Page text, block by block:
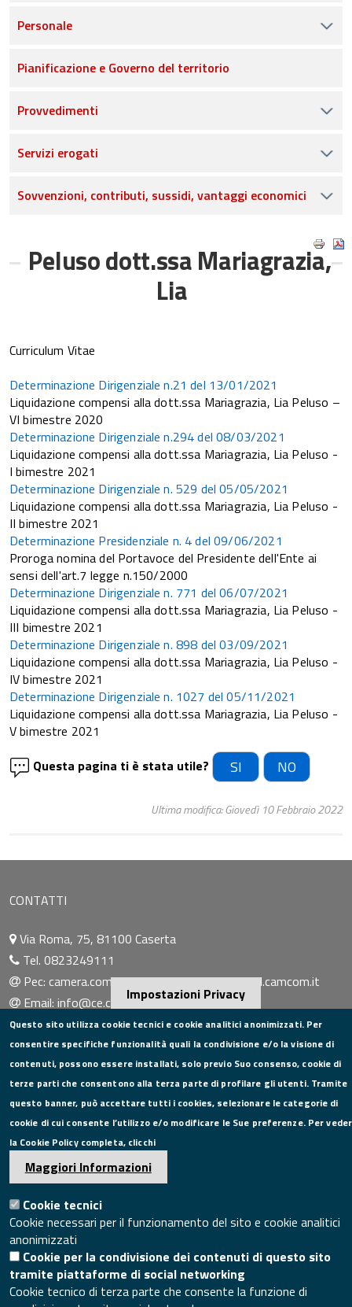
Personale
Pianificazione e Governo del territorio
Provvedimenti
Servizi erogati
Sovvenzioni, contributi, sussidi, vantaggi economici
Peluso dott.ssa Mariagrazia,
Lia
Curriculum Vitae
Determinazione Dirigenziale n.21 del 13/01/2021
Liquidazione compensi alla dott.ssa Mariagrazia, Lia Peluso –
VI bimestre 2020
Determinazione Dirigenziale n.294 del 08/03/2021
Liquidazione compensi alla dott.ssa Mariagrazia, Lia Peluso -
I bimestre 2021
Determinazione Dirigenziale n. 529 del 05/05/2021
Liquidazione compensi alla dott.ssa Mariagrazia, Lia Peluso -
II bimestre 2021
Determinazione Presidenziale n. 4 del 09/06/2021
Proroga nomina del Portavoce del Presidente dell'Ente ai
sensi dell'art.7 legge n.150/2000
Determinazione Dirigenziale n. 771 del 06/07/2021
Liquidazione compensi alla dott.ssa Mariagrazia, Lia Peluso -
III bimestre 2021
Determinazione Dirigenziale n. 898 del 03/09/2021
Liquidazione compensi alla dott.ssa Mariagrazia, Lia Peluso -
IV bimestre 2021
Determinazione Dirigenziale n. 1027 del 05/11/2021
Liquidazione compensi alla dott.ssa Mariagrazia, Lia Peluso -
V bimestre 2021
Questa pagina ti è stata utile?
SI NO
Ultima modifica: Giovedì 10 Febbraio 2022
CONTATTI
Via Roma, 75, 81100 Caserta
Tel. 0823249111
Pec: camera.commercio.caserta@ce.legalmail.camcom.it
Email: info@ce.camcom.it
DATI PER LA FATTURAZIONE
P.I. 00908580616
C.F. 80004270619
Codice Univoco Ufficio UFXYA1
SEGUICI SU
SITO WEB
Mappa del sito
Accesso redazione sito
Area riservata
Impostazioni Privacy
Questo sito utilizza cookie tecnici e cookie analitici anonimizzati. Per
consentire specifiche funzionalità quali la condivisione e/o la visione di
contenuti, possono essere installati, solo previo Suo consenso, cookie di
terze parti che consentono alla terza parte di profilare gli utenti. Tramite
questo banner, può accettare tutti i cookies, selezionare le categorie di
cookie di cui consente l’utilizzo e/o modificare le Sue preferenze. Per
la Cookie Policy completa, clicchi
Maggiori Informazioni
Cookie tecnici
Cookie necessari per il funzionamento del sito e cookie analitici
anonimizzati
Cookie per la condivisione dei contenuti di questo sito
tramite piattaforme di social networking
Cookie tecnico di terza parte che consente la funzione di